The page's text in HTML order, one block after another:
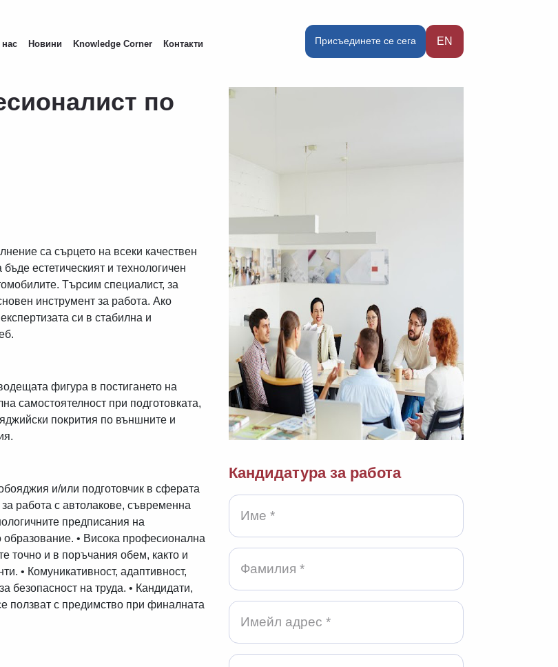
нас Новини Knowledge Corner Контакти Присъединете се сега EN
по
са сърцето на всеки качествен
естетическият и технологичен
Търсим специалист, за
инструмент за работа. Ако
си в стабилна и
фигура в постигането на
самостоятелност при подготовката,
покрития по външните и
и/или подготовчик в сферата
работа с автолакове, съвременна
предписания на
• Висока професионална
точно и в поръчания обем, както и
• Комуникативност, адаптивност,
безопасност на труда. • Кандидати,
ползват с предимство при финалната
Кандидатура за работа